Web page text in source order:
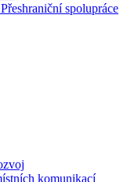
spolupráce
komunikací